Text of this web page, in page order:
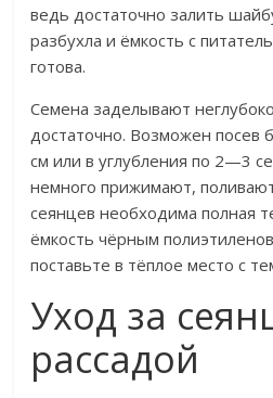
ведь достаточно залить
разбухла и ёмкость с
готова.
Семена заделывают
достаточно. Возможен посев
см или в углубления по 2—3
немного прижимают,
сеянцев необходима полная
ёмкость чёрным
поставьте в тёплое место с
Уход за
рассадой